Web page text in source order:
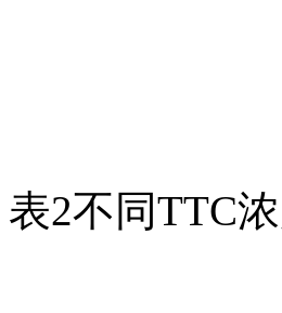
表2不同TTC